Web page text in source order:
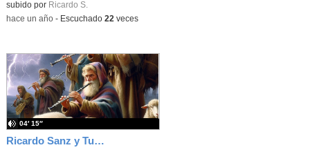
Contenido educativo.
subido por Ricardo S.
-hace un año- Escuchado 22 veces
Ricardo Sanz y Tur: Pastorale
04′ 15″